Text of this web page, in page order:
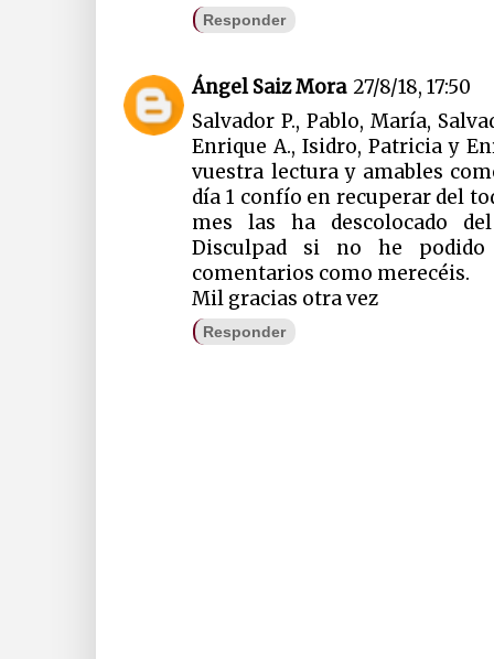
Responder
Ángel Saiz Mora 27/8/18, 17:50
Salvador P., Pablo, María,
Enrique A., Isidro, Patricia y
vuestra lectura y amables
día 1 confío en recuperar del
mes las ha descolocado
Disculpad si no he
comentarios como merecéis.
Mil gracias otra vez
Responder